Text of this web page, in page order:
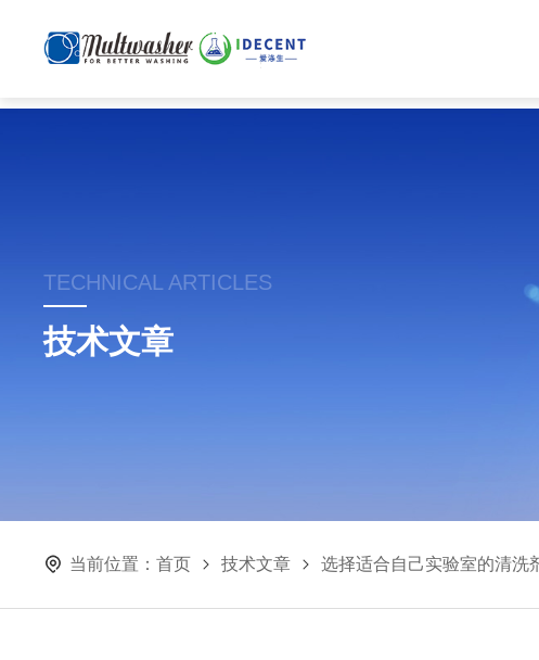
TECHNICAL ARTICLES
技术文章
当前位置： 首页 技术文章 选择适合自己实验室的清洗